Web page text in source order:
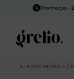
Promocja -
STRONA GŁÓWNA /